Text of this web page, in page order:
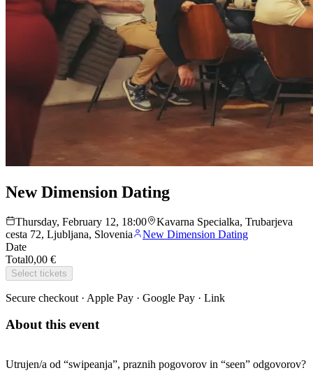
New Dimension Dating
Thursday, February 12, 18:00
Kavarna Specialka, Trubarjeva
cesta 72, Ljubljana, Slovenia
New Dimension Dating
Date
Total0,00 €
Select tickets
Secure checkout · Apple Pay · Google Pay · Link
About this event
Utrujen/a od “swipeanja”, praznih pogovorov in “seen” odgovorov?